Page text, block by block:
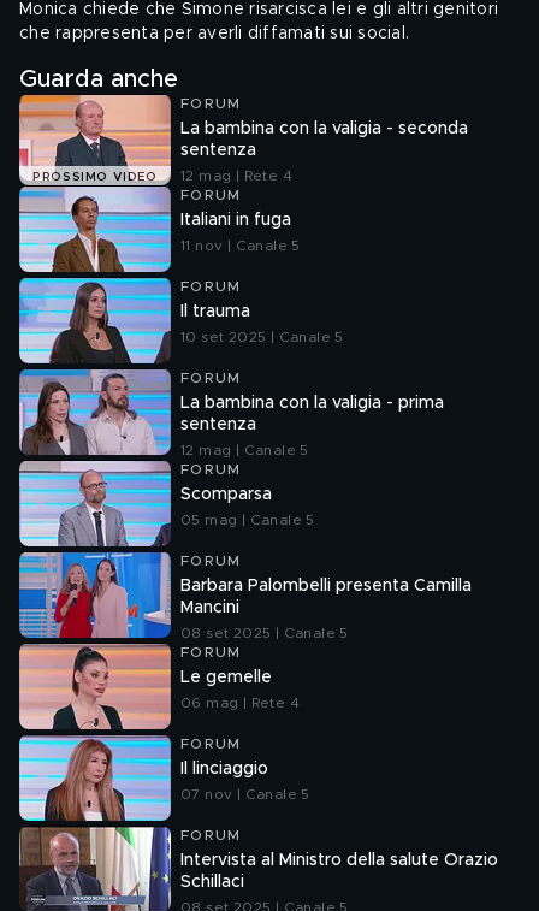
Monica chiede che Simone risarcisca lei e gli altri genitori
che rappresenta per averli diffamati sui social.
Guarda anche
PROSSIMO VIDEO
FORUM
La bambina con la valigia - seconda
sentenza
12 mag | Rete 4
FORUM
Italiani in fuga
11 nov | Canale 5
FORUM
Il trauma
10 set 2025 | Canale 5
FORUM
La bambina con la valigia - prima
sentenza
12 mag | Canale 5
FORUM
Scomparsa
05 mag | Canale 5
FORUM
Barbara Palombelli presenta Camilla
Mancini
08 set 2025 | Canale 5
FORUM
Le gemelle
06 mag | Rete 4
FORUM
Il linciaggio
07 nov | Canale 5
FORUM
Intervista al Ministro della salute Orazio
Schillaci
08 set 2025 | Canale 5